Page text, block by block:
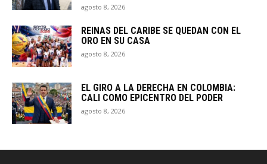
agosto 8, 2026
REINAS DEL CARIBE SE QUEDAN CON EL
ORO EN SU CASA
agosto 8, 2026
EL GIRO A LA DERECHA EN COLOMBIA:
CALI COMO EPICENTRO DEL PODER
agosto 8, 2026